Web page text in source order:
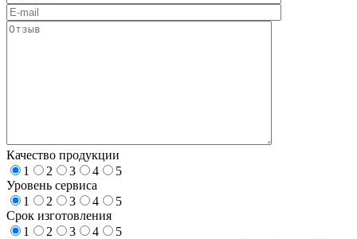
Качество продукции
1
2 3 4
5
Уровень сервиса
1
2 3 4
5
Срок изготовления
1
2 3 4
5